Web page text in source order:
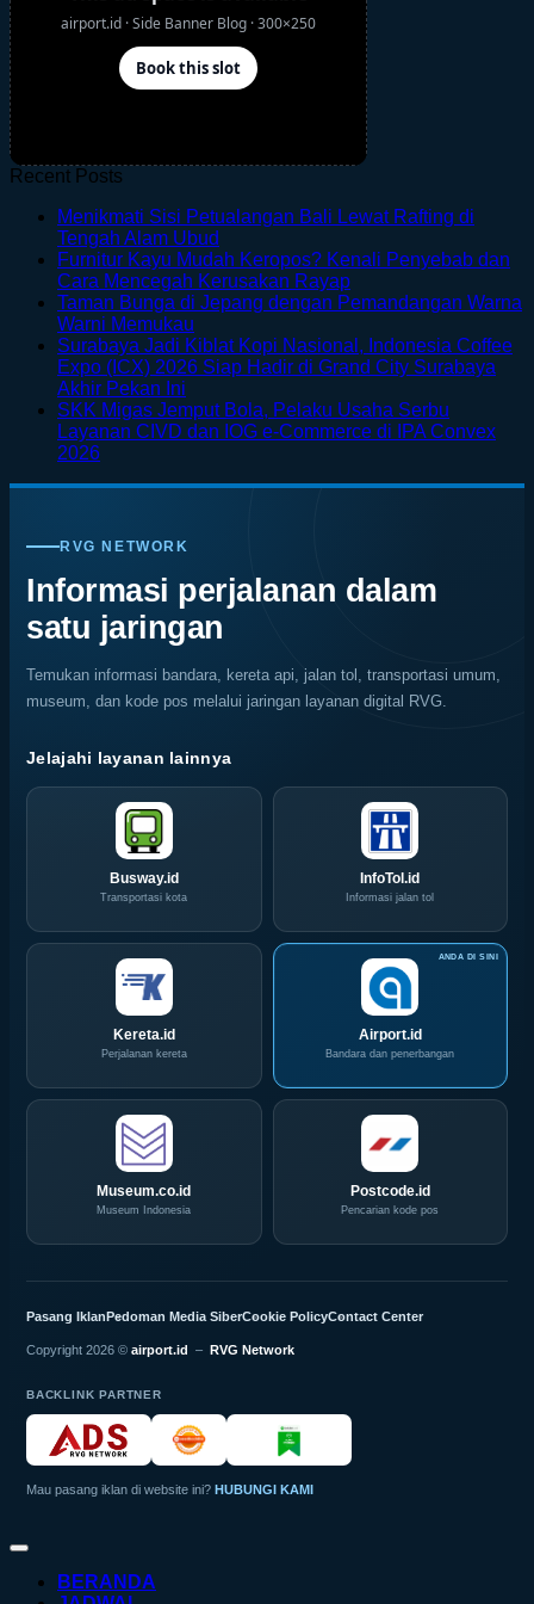
Recent Posts
Menikmati Sisi Petualangan Bali Lewat Rafting di
Tengah Alam Ubud
Comments
on
Menikmati
Petualangan
Bali
Rafting
di
Ubud
Furnitur Kayu Mudah Keropos? Kenali Penyebab dan
Cara Mencegah Kerusakan RayapNo
Comments
Furnitur
Kayu
Keropos?
Kenali
Cara
Taman Bunga di Jepang dengan Pemandangan Warna
Warni Memukau
Comments
on
Bunga
di
Pemandangan
Surabaya Jadi Kiblat Kopi Nasional, Indonesia Coffee
Expo (ICX) 2026 Siap Hadir di Grand City Surabaya
Akhir Pekan Ini
Comments
on
Kiblat
Nasional,
Indonesia
Coffee
Expo
(ICX)
2026
Siap
Hadir
di
City
Surabaya
Akhir
SKK Migas Jemput Bola, Pelaku Usaha Serbu
Layanan CIVD dan IOG e-Commerce di IPA Convex
2026No
on
Migas
Jemput
Bola,
Pelaku
Usaha
Serbu
Layanan
CIVD
dan
e-
Commerce
di
IPA
Convex
2026
RVG NETWORK
Informasi perjalanan dalam
satu jaringan
Temukan informasi bandara, kereta api, jalan tol, transportasi umum,
museum, dan kode pos melalui jaringan layanan digital RVG.
Jelajahi layanan lainnya
Busway.id
Transportasi kota
InfoTol.id
Informasi jalan tol
Kereta.id
Perjalanan kereta
Airport.id
Bandara dan penerbangan
Museum.co.id
Museum Indonesia
Postcode.id
Pencarian kode pos
Pasang IklanPedoman Media SiberCookie PolicyContact Center
Copyright 2026 © airport.id – RVG Network
BACKLINK PARTNER
Mau pasang iklan di website ini? HUBUNGI KAMI
BERANDA